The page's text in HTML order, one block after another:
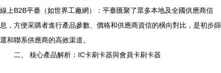
線上B2B平臺（如世界工廠網）：平臺匯聚了眾多本地及全國供應商信
息，方便采購者進行產品參數、價格和供應商資信的橫向對比，是初步篩
選和聯系供應商的高效渠道。
二、 核心產品解析：IC卡刷卡器與會員卡刷卡器